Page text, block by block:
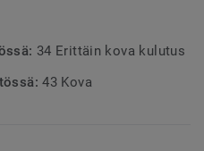
34 Erittäin kova kulutus
43 Kova